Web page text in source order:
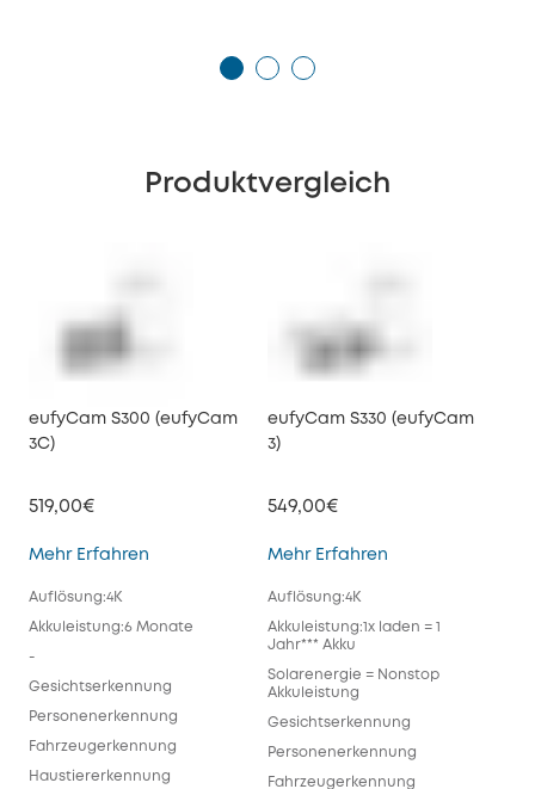
Produktvergleich
eufyCam S300 (eufyCam
3C)
519,00€
Mehr Erfahren eufyCam S300 (eufyCam 3C)
Auflösung:4K
Akkuleistung:6 Monate
-
Gesichtserkennung
Personenerkennung
Fahrzeugerkennung
Haustiererkennung
eufyCam S330 (eufyCam
3)
549,00€
Mehr Erfahren
Auflösung:4K
Akkuleistung:1x laden = 1
Jahr*** Akku
Solarenergie = Nonstop
Akkuleistung
Gesichtserkennung
Personenerkennung
Fahrzeugerkennung